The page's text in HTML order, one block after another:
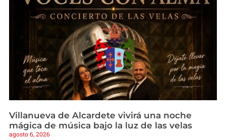
Villanueva de Alcardete vivirá una noche
mágica de música bajo la luz de las velas
agosto 6, 2026